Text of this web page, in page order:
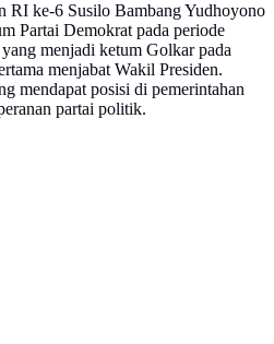
RI ke-6 Susilo Bambang Yudhoyono
Partai Demokrat pada periode
menjadi ketum Golkar pada
menjabat Wakil Presiden.
mendapat posisi di pemerintahan
partai politik.